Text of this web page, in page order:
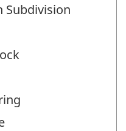
Subdivision